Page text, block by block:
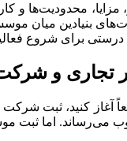
مزایا،
بنیادین میان
درستی برای شروع
و شرکت
آغاز کنید، ثبت
می‌رساند. اما ثبت